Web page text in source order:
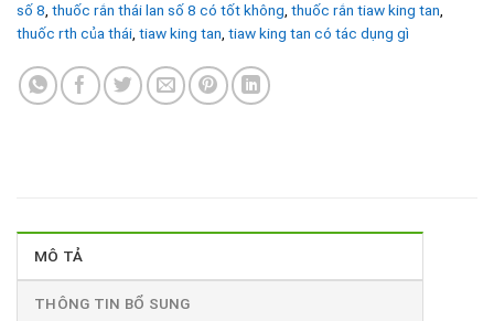
số 8, thuốc rắn thái lan số 8 có tốt không, thuốc rắn tiaw king tan,
thuốc rth của thái, tiaw king tan, tiaw king tan có tác dụng gì
MÔ TẢ
THÔNG TIN BỔ SUNG